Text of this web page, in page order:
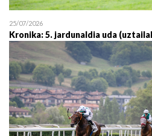
25/07/2026
Kronika: 5. jardunaldia uda